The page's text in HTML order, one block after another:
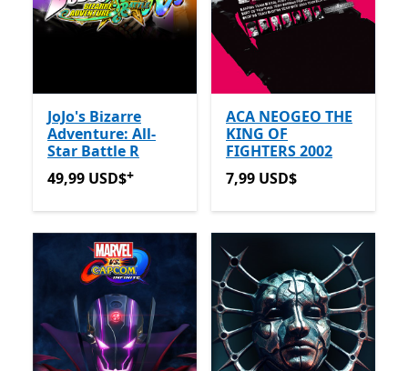
JoJo's Bizarre
Adventure: All-
Star Battle R
49,99 USD$Ofertas em compras de aplicações
49,99 USD$+
ACA NEOGEO THE
KING OF
FIGHTERS 2002
7,99 USD$
7,99 USD$